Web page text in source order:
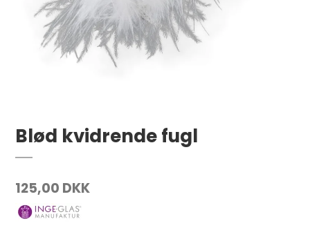
Blød kvidrende fugl
125,00 DKK